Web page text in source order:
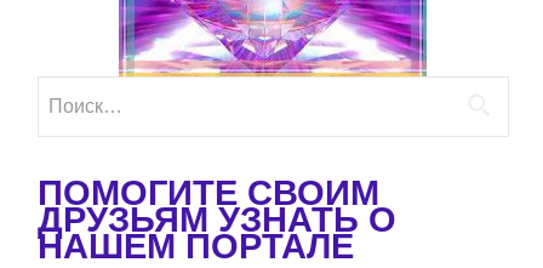
ПОМОГИТЕ СВОИМ
ДРУЗЬЯМ УЗНАТЬ О
НАШЕМ ПОРТАЛЕ